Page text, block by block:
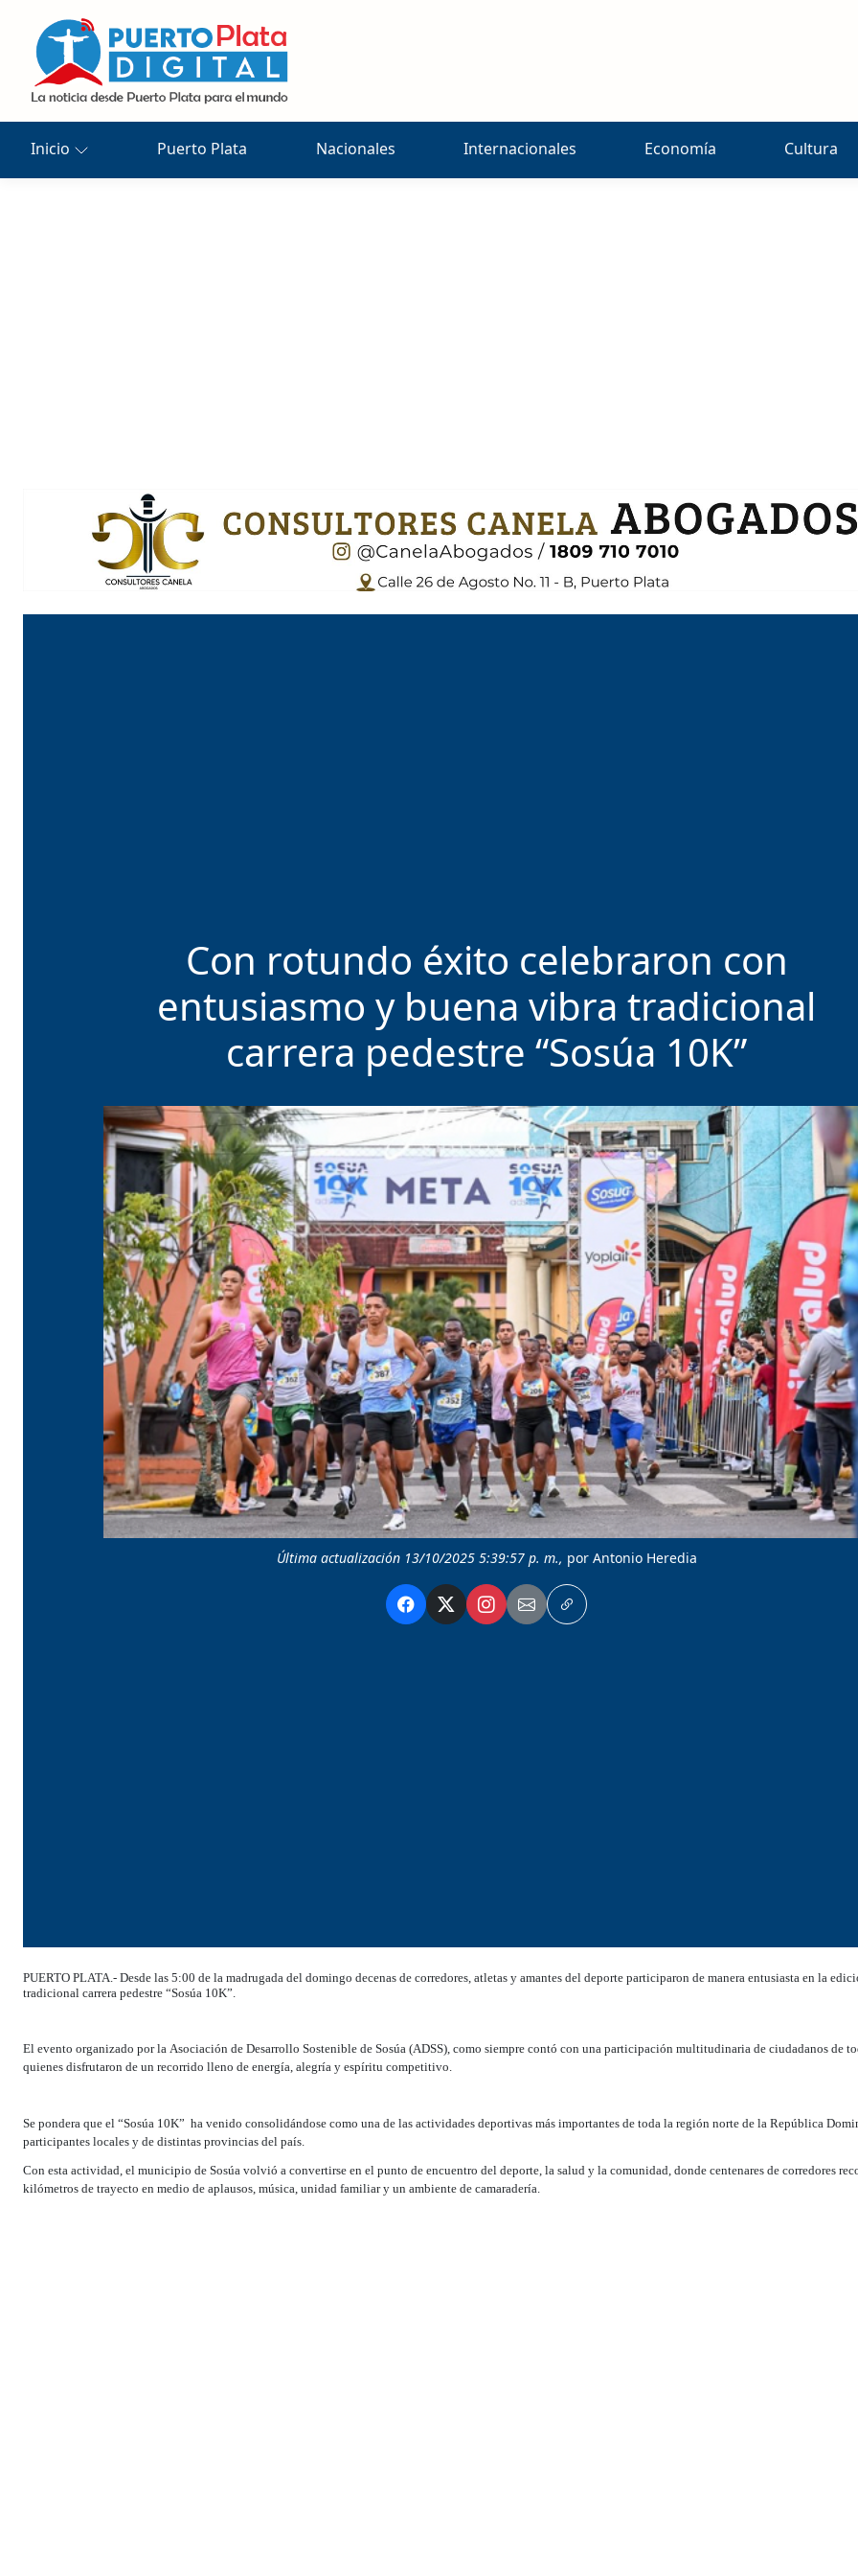
Inicio Puerto Plata Nacionales Internacionales Economía Cultura
Con rotundo éxito celebraron con
entusiasmo y buena vibra tradicional
carrera pedestre “Sosúa 10K”
Última actualización 13/10/2025 5:39:57 p. m., por Antonio Heredia
PUERTO PLATA.- Desde las 5:00 de la madrugada del domingo decenas de corredores, atletas y amantes del deporte participaron de manera entusiasta en la
tradicional carrera pedestre “Sosúa 10K”.
El evento organizado por la Asociación de Desarrollo Sostenible de Sosúa (ADSS), como siempre contó con una participación multitudinaria de ciudadanos de
quienes disfrutaron de un recorrido lleno de energía, alegría y espíritu competitivo.
Se pondera que el “Sosúa 10K” ha venido consolidándose como una de las actividades deportivas más importantes de toda la región norte de la República
participantes locales y de distintas provincias del país.
Con esta actividad, el municipio de Sosúa volvió a convertirse en el punto de encuentro del deporte, la salud y la comunidad, donde centenares de corredores
kilómetros de trayecto en medio de aplausos, música, unidad familiar y un ambiente de camaradería.